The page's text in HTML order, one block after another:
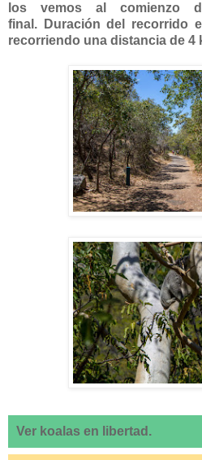
los vemos al comienzo
final. Duración del recorrido
recorriendo una distancia de 4
Ver koalas en libertad.